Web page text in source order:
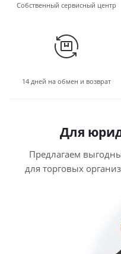
Собственный сервисный центр
14 дней на обмен и возврат
Для
Предлагаем
для торговых